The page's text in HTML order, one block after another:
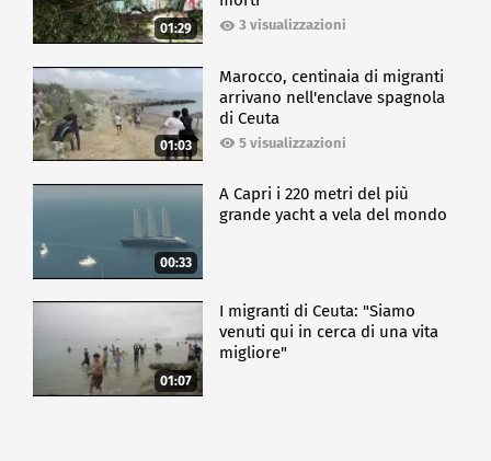
01:29 3 visualizzazioni
01:03
Marocco, centinaia di migranti
arrivano nell'enclave spagnola
di Ceuta
5 visualizzazioni
00:33
A Capri i 220 metri del più
grande yacht a vela del mondo
01:07
I migranti di Ceuta: "Siamo
venuti qui in cerca di una vita
migliore"